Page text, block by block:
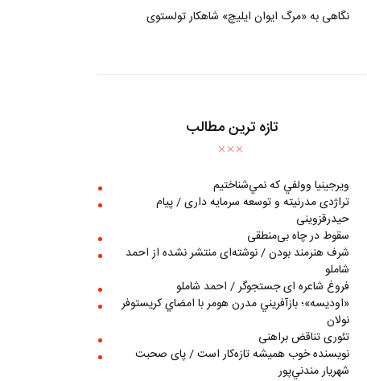
نگاهی به «مرگ ايوان ايليچ» شاهکار تولستوی
تازه ترین مطالب
ويرجينيا وولفي كه نمي‌شناختيم
تراژدی مدرنیته و توسعه سرمایه داری / پیام
حیدرقزوینی
سقوط در چاه بی‌منطقی
شرف هنرمند بودن / نوشته‌ای منتشر نشده از احمد
شاملو
فروغ شاعره ای جستجوگر / احمد شاملو
«اوديسه»؛ بازآفريني مدرن هومر با امضاي كريستوفر
نولان
تئوری تناقض براهنی
نويسنده خوب هميشه تازه‌كار است / پای صحبت
شهريار مندني‌پور